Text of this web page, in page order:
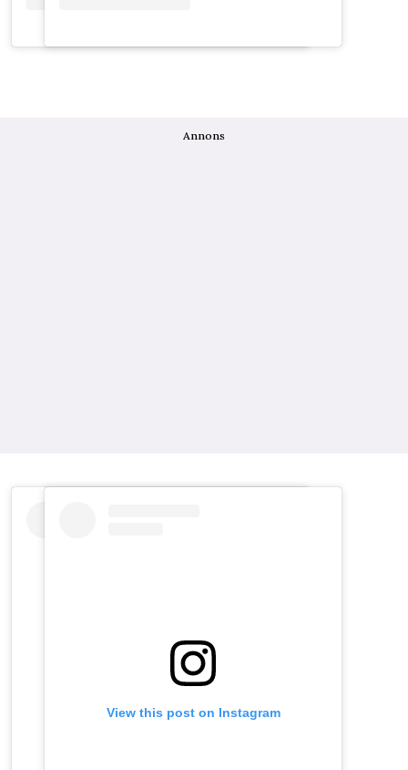
Annons
View this post on Instagram
View this post on Instagram